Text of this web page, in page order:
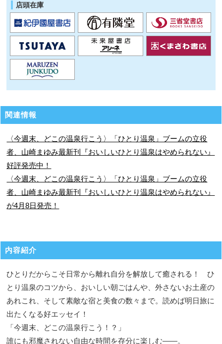
店頭在庫
関連情報
〈今週末、どこの温泉行こう〉「ひとり温泉」ブームの立役
者、山崎まゆみ最新刊『おいしいひとり温泉はやめられない』
好評発売中！
〈今週末、どこの温泉行こう〉「ひとり温泉」ブームの立役
者、山崎まゆみ最新刊『おいしいひとり温泉はやめられない』
が4月8日発売！
内容紹介
ひとりだからこそ日常から離れ自分を解放して癒される！ ひ
とり温泉のコツから、おいしい朝ごはんや、外さないお土産の
あれこれ、そして素敵な宿と美食の数々まで。読めば明日旅に
出たくなる好エッセイ！
「今週末、どこの温泉行こう！？」
誰にも邪魔されない自由な時間を存分に楽しむ――。